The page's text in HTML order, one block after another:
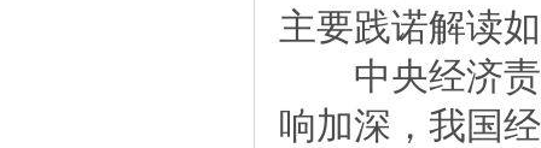
主要践诺解读
中央经济责
响加深，我国